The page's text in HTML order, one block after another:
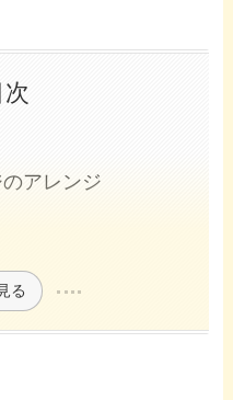
次
アレンジ
る